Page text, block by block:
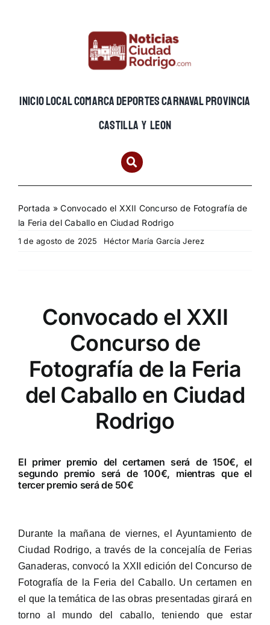
INICIOLOCALCOMARCADEPORTESCARNAVALPROVINCIA
CASTILLA Y LEON
Portada »Convocado el XXII Concurso de Fotografía de
la Feria del Caballo en Ciudad Rodrigo
1 de agosto de 2025 Héctor María García Jerez
Convocado el XXII
Concurso de
Fotografía de la Feria
del Caballo en Ciudad
Rodrigo
El primer premio del certamen será de 150€, el
segundo premio será de 100€, mientras que el
tercer premio será de 50€
Durante la mañana de viernes, el Ayuntamiento de
Ciudad Rodrigo, a través de la concejalía de Ferias
Ganaderas, convocó la XXII edición del Concurso de
Fotografía de la Feria del Caballo. Un certamen en
el que la temática de las obras presentadas girará en
torno al mundo del caballo, teniendo que estar